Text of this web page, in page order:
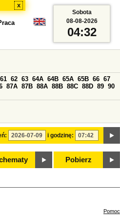
x
i godzinę:
61 62 63 64A 64B 65A 65B 66 67
87A 87B 88A 88B 88C 88D 89 90
Pobierz
Sobota
08-08-2026
04:32
Pomoc